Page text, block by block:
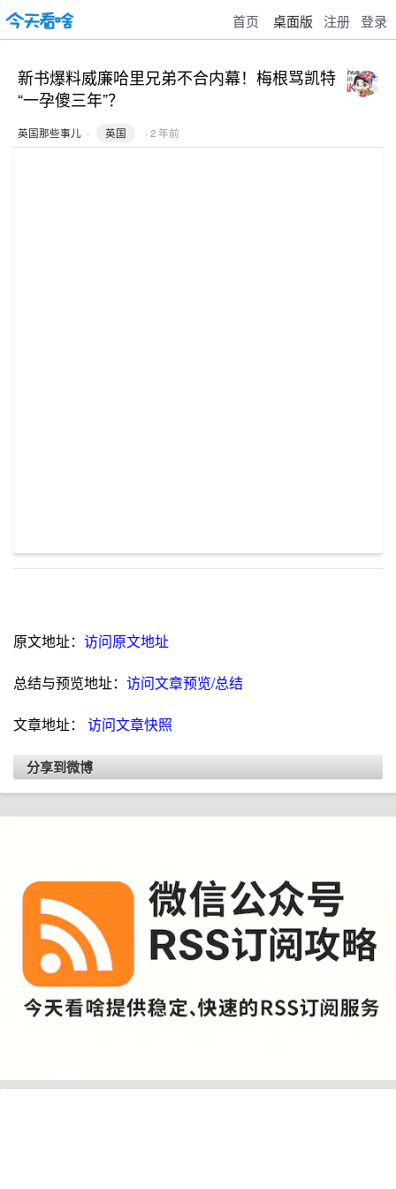
首页 桌面版 注册 登录
新书爆料威廉哈里兄弟不合内幕！梅根骂凯特
“一孕傻三年”？
英国那些事儿 · 英国 · 2 年前
原文地址： 访问原文地址
总结与预览地址： 访问文章预览/总结
文章地址： 访问文章快照
分享到微博